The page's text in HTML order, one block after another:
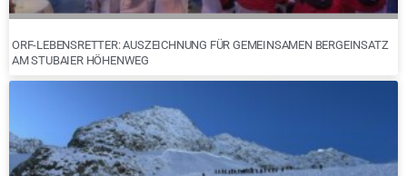
ORF-LEBENSRETTER: AUSZEICHNUNG FÜR GEMEINSAMEN BERGEINSATZ
AM STUBAIER HÖHENWEG